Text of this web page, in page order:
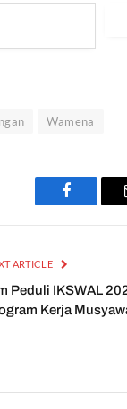
Wamena
Facebook
ARTICLE
Peduli IKSWAL
Kerja